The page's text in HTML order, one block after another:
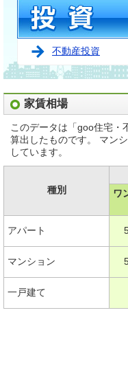
不動産投資
家賃相場
このデータは「goo住宅・
算出したものです。 マン
しています。
種別 ワ
アパート
マンション
一戸建て